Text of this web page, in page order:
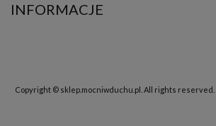
INFORMACJE
Copyright © sklep.mocniwduchu.pl. All rights reserved.